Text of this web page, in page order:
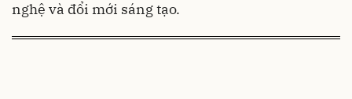
nghệ và đổi mới sáng tạo.